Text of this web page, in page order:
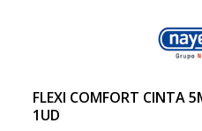
FLEXI COMFORT CINTA
1UD